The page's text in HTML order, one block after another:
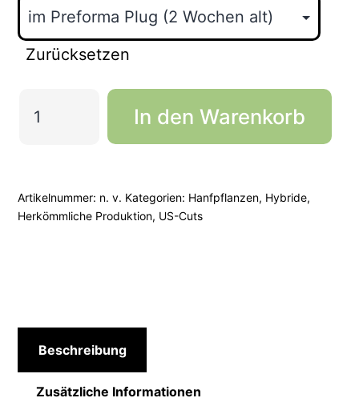
Zurücksetzen
Menge
In den Warenkorb
Artikelnummer: n. v. Kategorien: Hanfpflanzen, Hybride,
Herkömmliche Produktion, US-Cuts
Beschreibung
Zusätzliche Informationen